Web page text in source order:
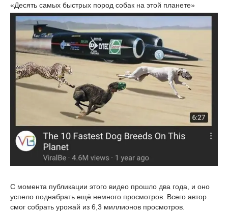
«Десять самых быстрых пород собак на этой планете»
С момента публикации этого видео прошло два года, и оно
успело поднабрать ещё немного просмотров. Всего автор
смог собрать урожай из 6,3 миллионов просмотров.